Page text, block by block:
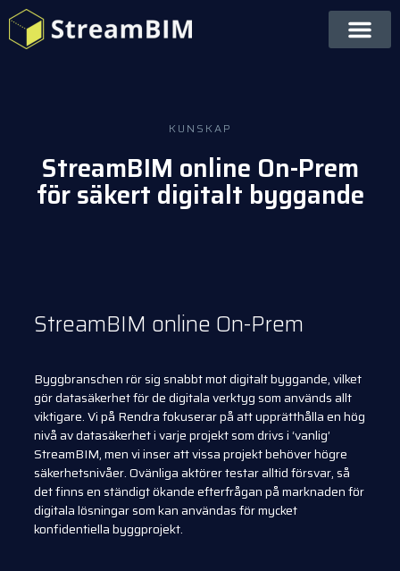
KUNSKAP
StreamBIM online On-Prem
för säkert digitalt byggande
StreamBIM online On-Prem
Byggbranschen rör sig snabbt mot digitalt byggande, vilket
gör datasäkerhet för de digitala verktyg som används allt
viktigare. Vi på Rendra fokuserar på att upprätthålla en hög
nivå av datasäkerhet i varje projekt som drivs i ‘vanlig’
StreamBIM, men vi inser att vissa projekt behöver högre
säkerhetsnivåer. Ovänliga aktörer testar alltid försvar, så
det finns en ständigt ökande efterfrågan på marknaden för
digitala lösningar som kan användas för mycket
konfidentiella byggprojekt.